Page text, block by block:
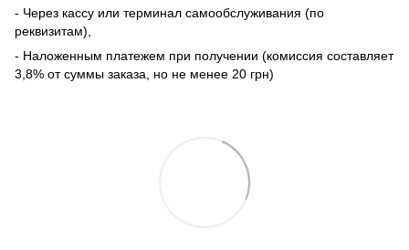
- Через кассу или терминал самообслуживания (по
реквизитам),
- Наложенным платежем при получении (комиссия составляет
3,8% от суммы заказа, но не менее 20 грн)